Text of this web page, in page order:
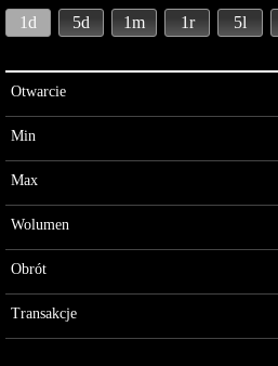
1d 5d 1m 1r 5l
Otwarcie
Min
Max
Wolumen
Obrót
Transakcje